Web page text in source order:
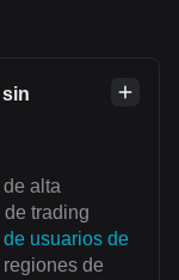
de alta
trading
usuarios de
de